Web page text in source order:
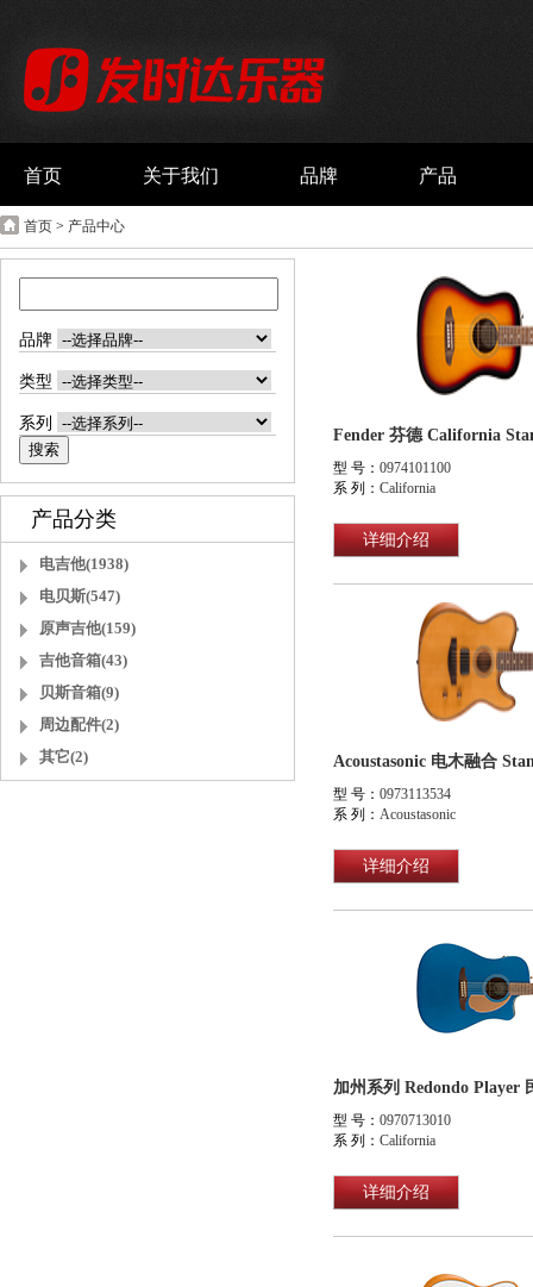
首页 关于我们 品牌 产品
首页 > 产品中心
品牌
类型
系列
产品分类
电吉他(1938)
电贝斯(547)
原声吉他(159)
吉他音箱(43)
贝斯音箱(9)
周边配件(2)
其它(2)
型 号： 0974101100
系 列： California
详细介绍
型 号： 0973113534
系 列： Acoustasonic
详细介绍
加州系列 Redondo Player
型 号： 0970713010
系 列： California
详细介绍